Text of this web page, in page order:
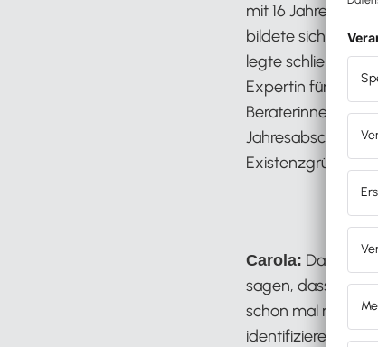
mit 16 Jahren
bildete sich
legte schließlich
Expertin für
Beraterinnen. Sie
Jahresabschlüsse
Carola: Das
sagen, dass sie
schon mal
identifizieren die